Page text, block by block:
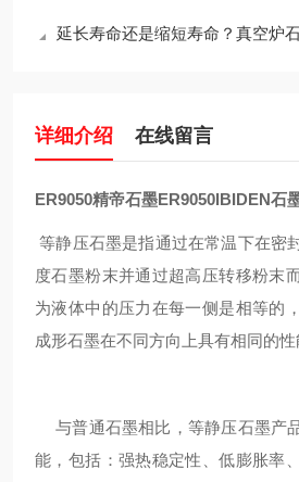
延长寿命还是缩短寿命？真空炉石
详细介绍 在线留言
ER9050精帝石墨ER9050IBIDEN石
等静压石墨是指通过在常温下在密
度石墨粉末并通过超高压转移粉末
为液体中的压力在每一侧是相等的
成形石墨在不同方向上具有相同的性
与普通石墨相比，等静压石墨产
能，包括：强热稳定性、低膨胀率